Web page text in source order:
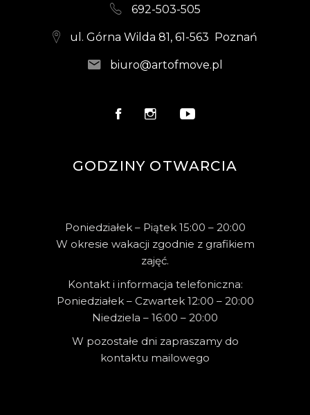
692-503-505
ul. Górna Wilda 81, 61-563 Poznań
biuro@artofmove.pl
GODZINY OTWARCIA
Poniedziałek – Piątek 15:00 – 20:00
W okresie wakacji zgodnie z grafikiem
zajęć.
Kontakt i informacja telefoniczna:
Poniedziałek – Czwartek 12:00 – 20:00
Niedziela – 16:00 – 20:00
W pozostałe dni zapraszamy do
kontaktu mailowego